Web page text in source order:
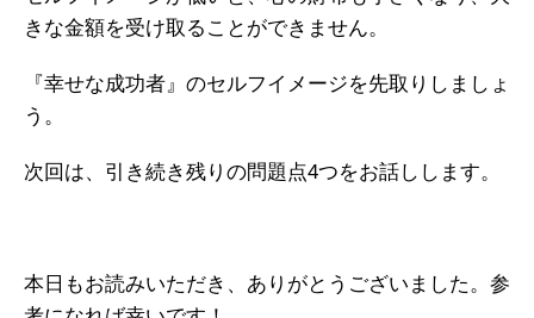
きな金額を受け取ることができません。
『幸せな成功者』のセルフイメージを先取りしましょ
う。
次回は、引き続き残りの問題点4つをお話しします。
本日もお読みいただき、ありがとうございました。参